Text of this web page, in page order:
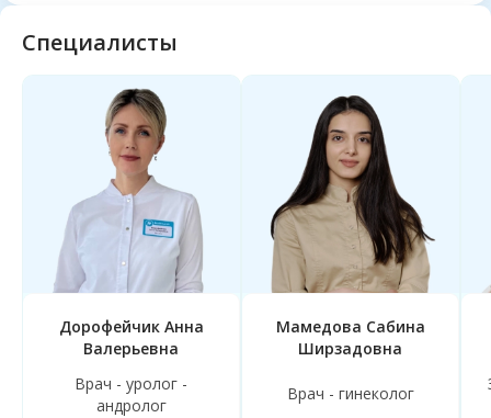
Специалисты
Дорофейчик Анна
Валерьевна
Врач - уролог -
андролог
Мамедова Сабина
Ширзадовна
Врач - гинеколог